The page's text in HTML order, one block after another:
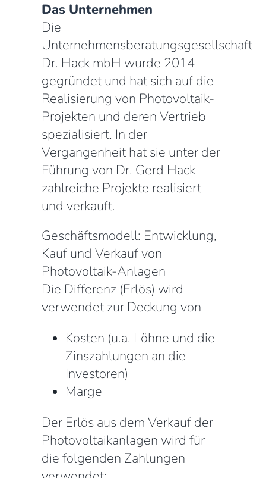
Das Unternehmen
Die
Unternehmensberatungsgesellschaft
Dr. Hack mbH wurde 2014
gegründet und hat sich auf die
Realisierung von Photovoltaik-
Projekten und deren Vertrieb
spezialisiert. In der
Vergangenheit hat sie unter der
Führung von Dr. Gerd Hack
zahlreiche Projekte realisiert
und verkauft.
Geschäftsmodell: Entwicklung,
Kauf und Verkauf von
Photovoltaik-Anlagen
Die Differenz (Erlös) wird
verwendet zur Deckung von
Kosten (u.a. Löhne und die
Zinszahlungen an die
Investoren)
Marge
Der Erlös aus dem Verkauf der
Photovoltaikanlagen wird für
die folgenden Zahlungen